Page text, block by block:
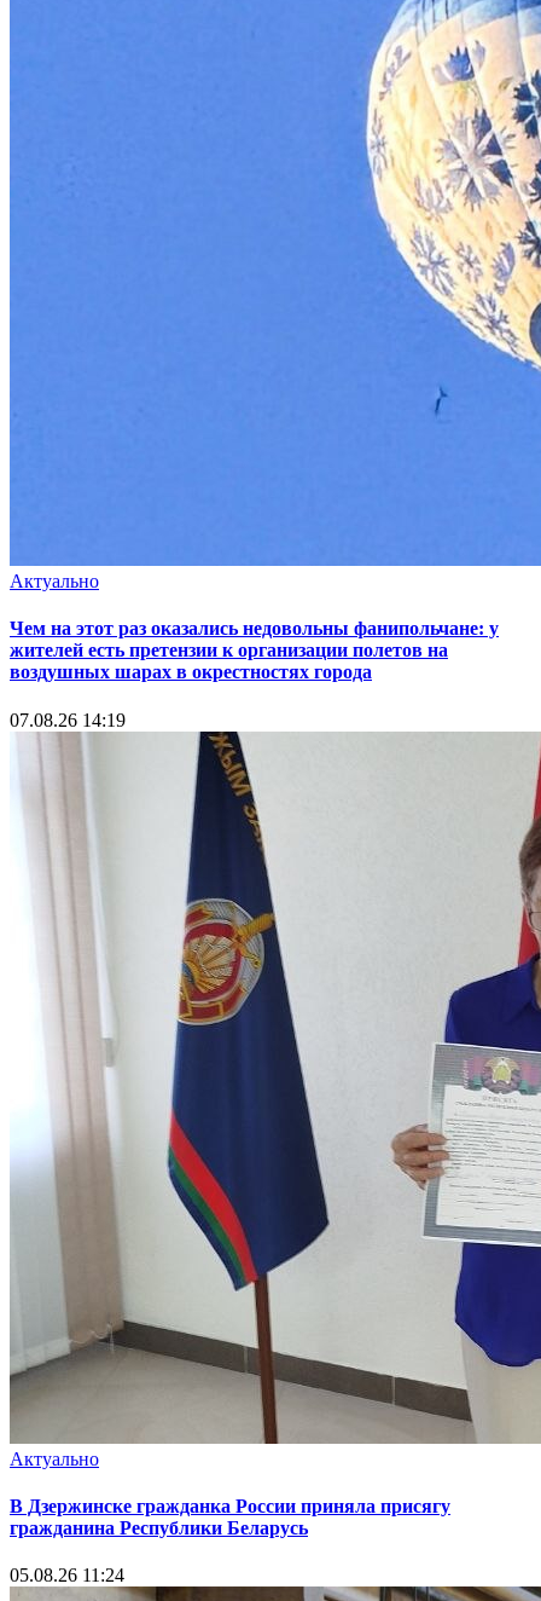
Актуально
Чем на этот раз оказались недовольны фанипольчане: у
жителей есть претензии к организации полетов на
воздушных шарах в окрестностях города
07.08.26 14:19
Актуально
В Дзержинске гражданка России приняла присягу
гражданина Республики Беларусь
05.08.26 11:24